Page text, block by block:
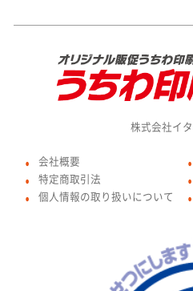
株式会社イ
● 会社概要
● 特定商取引法
● 個人情報の取り扱いについて
●
●
●